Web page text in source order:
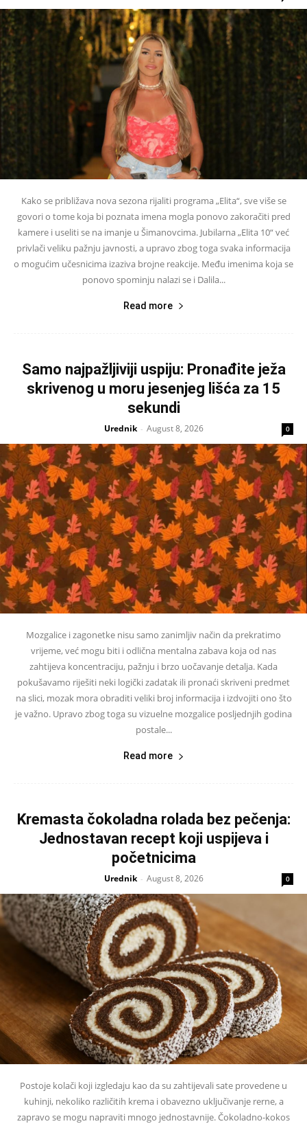
Kako se približava nova sezona rijaliti programa „Elita“, sve više se
govori o tome koja bi poznata imena mogla ponovo zakoračiti pred
kamere i useliti se na imanje u Šimanovcima. Jubilarna „Elita 10“ već
privlači veliku pažnju javnosti, a upravo zbog toga svaka informacija
o mogućim učesnicima izaziva brojne reakcije. Među imenima koja se
ponovo spominju nalazi se i Dalila...
Read more
Samo najpažljiviji uspiju: Pronađite ježa
skrivenog u moru jesenjeg lišća za 15
sekundi
Urednik - August 8, 2026 0
Mozgalice i zagonetke nisu samo zanimljiv način da prekratimo
vrijeme, već mogu biti i odlična mentalna zabava koja od nas
zahtijeva koncentraciju, pažnju i brzo uočavanje detalja. Kada
pokušavamo riješiti neki logički zadatak ili pronaći skriveni predmet
na slici, mozak mora obraditi veliki broj informacija i izdvojiti ono što
je važno. Upravo zbog toga su vizuelne mozgalice posljednjih godina
postale...
Read more
Kremasta čokoladna rolada bez pečenja:
Jednostavan recept koji uspijeva i
početnicima
Urednik - August 8, 2026 0
Postoje kolači koji izgledaju kao da su zahtijevali sate provedene u
kuhinji, nekoliko različitih krema i obavezno uključivanje rerne, a
zapravo se mogu napraviti mnogo jednostavnije. Čokoladno-kokos